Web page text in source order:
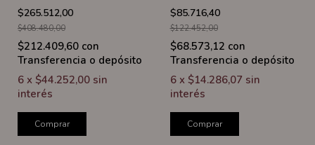
$265.512,00
$408.480,00
$212.409,60 con
Transferencia o depósito
6 x $44.252,00 sin
interés
Comprar
$85.716,40
$122.452,00
$68.573,12 con
Transferencia o depósito
6 x $14.286,07 sin
interés
Comprar